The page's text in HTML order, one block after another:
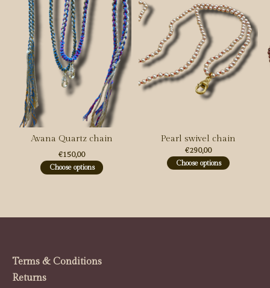
Avana Quartz chain
€150,00
Choose options
Pearl swivel chain
€290,00
Choose options
Terms & Conditions
Returns